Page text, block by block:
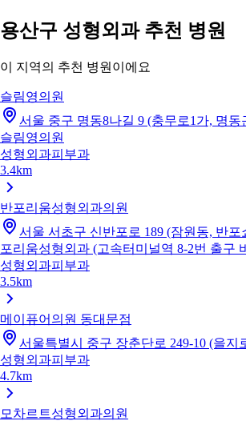
용산구 성형외과 추천 병원
이 지역의 추천 병원이에요
슬림영의원
서울 중구 명동8나길 9 (충무로1가, 명동
슬림영의원
성형외과피부과
3.4km
반포리움성형외과의원
서울 서초구 신반포로 189 (잠원동, 반포
포리움성형외과 (고속터미널역 8-2번 출구
성형외과피부과
3.5km
메이퓨어의원 동대문점
서울특별시 중구 장춘단로 249-10 (을지
성형외과피부과
4.7km
모차르트성형외과의원